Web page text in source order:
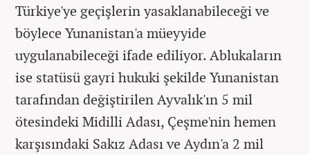
Türkiye'ye geçişlerin yasaklanabileceği ve
böylece Yunanistan'a müeyyide
uygulanabileceği ifade ediliyor. Ablukaların
ise statüsü gayri hukuki şekilde Yunanistan
tarafından değiştirilen Ayvalık'ın 5 mil
ötesindeki Midilli Adası, Çeşme'nin hemen
karşısındaki Sakız Adası ve Aydın'a 2 mil